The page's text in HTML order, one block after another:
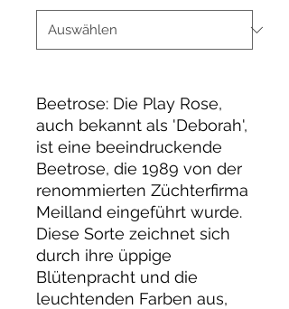
Beetrose: Die Play Rose,
auch bekannt als 'Deborah',
ist eine beeindruckende
Beetrose, die 1989 von der
renommierten Züchterfirma
Meilland eingeführt wurde.
Diese Sorte zeichnet sich
durch ihre üppige
Blütenpracht und die
leuchtenden Farben aus,